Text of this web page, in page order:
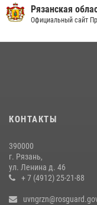
Вневедомственная
подразделений за
матча на «Рязань Арена»
В Управлении
награждение
Рязанская
Официальный сайт
КОНТАКТЫ
390000
г. Рязань,
ул. Ленина д. 46
+ 7 (4912) 25-21-88